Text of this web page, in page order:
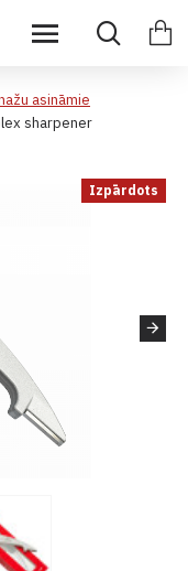
asināmie
sharpener
Izpārdots